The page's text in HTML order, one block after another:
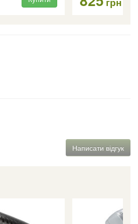
Написати відгук